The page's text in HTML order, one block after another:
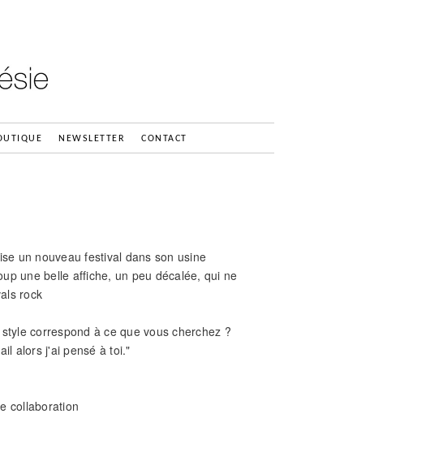
NEWSLETTER CONTACT
un nouveau festival dans son usine
une belle affiche, un peu décalée, qui ne
rock
correspond à ce que vous cherchez ?
alors j'ai pensé à toi."
collaboration